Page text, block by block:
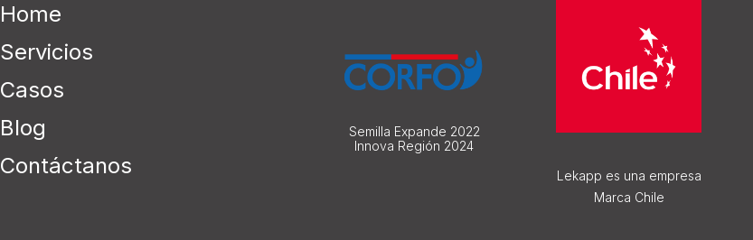
Home
Servicios
Casos
Blog
Contáctanos
Semilla Expande 2022
Innova Región 2024
Lekapp es una empresa
Marca Chile